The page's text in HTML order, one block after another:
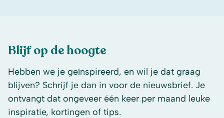
Blijf op de hoogte
Hebben we je geïnspireerd, en wil je dat graag
blijven? Schrijf je dan in voor de nieuwsbrief. Je
ontvangt dat ongeveer één keer per maand leuke
inspiratie, kortingen of tips.